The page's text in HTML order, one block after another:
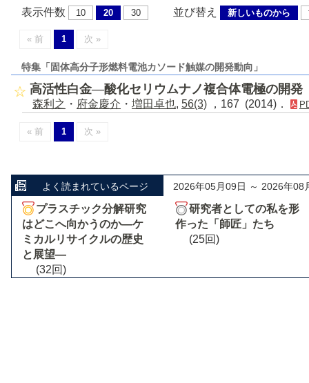
表示件数 10 20 30 並び替え 新しいものから
« 前 1 次 »
特集「固体高分子形燃料電池カソード触媒の開発動向」
高活性白金―酸化セリウムナノ複合体電極の開発
森利之 ・ 府金慶介 ・ 増田卓也, 56(3) ，167 (2014)．
« 前 1 次 »
よく読まれているページ 2026年05月09日 ～ 2026年08
プラスチック分解研究
はどこへ向かうのか―ケ
ミカルリサイクルの歴史
と展望―
(32回)
研究者としての私を形
作った「師匠」たち
(25回)